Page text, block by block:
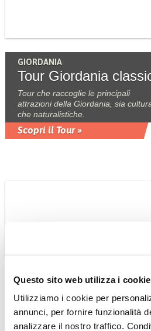
Questo sito web utilizza i cookie
Utilizziamo i cookie per
annunci, per fornire funzionalità
analizzare il nostro traffico.
GIORDANIA
Tour Giordania
Tour che raccoglie le principali
attrazioni della Giordania, sia
che naturalistiche.
Scopri il Tour »
OMAN
Suggestioni Omanite
tour privato
Tour 6 giorni - 5 notti privato con